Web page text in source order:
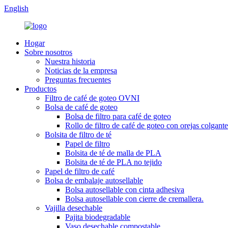
English
Hogar
Sobre nosotros
Nuestra historia
Noticias de la empresa
Preguntas frecuentes
Productos
Filtro de café de goteo OVNI
Bolsa de café de goteo
Bolsa de filtro para café de goteo
Rollo de filtro de café de goteo con orejas
Bolsita de filtro de té
Papel de filtro
Bolsita de té de malla de PLA
Bolsita de té de PLA no tejido
Papel de filtro de café
Bolsa de embalaje autosellable
Bolsa autosellable con cinta adhesiva
Bolsa autosellable con cierre de cremallera.
Vajilla desechable
Pajita biodegradable
Vaso desechable compostable